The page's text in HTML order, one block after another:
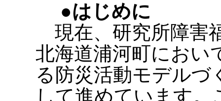
●はじめに
現在、研究所障害
北海道浦河町におい
る防災活動モデルづ
して進めています